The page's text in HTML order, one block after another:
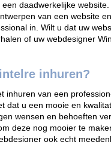
daadwerkelijke
van een website
in. Wilt u dat uw
of uw webdesigner
inhuren?
inhuren van een
dat u een mooie en
wensen en behoeften
deze nog mooier te
ook echt